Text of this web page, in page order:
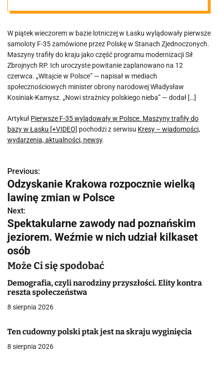
w Łasku
[+VIDEO]
W piątek wieczorem w bazie lotniczej w Łasku wylądowały pierwsze
samoloty F-35 zamówione przez Polskę w Stanach Zjednoczonych.
Maszyny trafiły do kraju jako część programu modernizacji Sił
Zbrojnych RP. Ich uroczyste powitanie zaplanowano na 12
czerwca. „Witajcie w Polsce” — napisał w mediach
społecznościowych minister obrony narodowej Władysław
Kosiniak-Kamysz. „Nowi strażnicy polskiego nieba” — dodał […]
Artykuł Pierwsze F-35 wylądowały w Polsce. Maszyny trafiły do
bazy w Łasku [+VIDEO] pochodzi z serwisu Kresy – wiadomości,
wydarzenia, aktualności, newsy.
N
a
w
i
g
a
c
j
w
Previous:
Odzyskanie Krakowa rozpocznie wielką
lawinę zmian w Polsce
Next:
Spektakularne zawody nad poznańskim
jeziorem. Weźmie w nich udział kilkaset
osób
Może Ci się spodobać
Demografia, czyli narodziny przyszłości. Elity kontra
reszta społeczeństwa
8 sierpnia 2026
Ten cudowny polski ptak jest na skraju wyginięcia
8 sierpnia 2026